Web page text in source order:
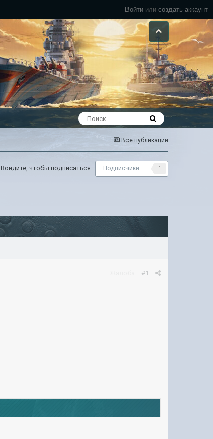
Войти или создать аккаунт
Все публикации
Войдите, чтобы подписаться Подписчики 1
#1